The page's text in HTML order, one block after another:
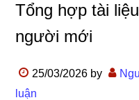
Tổng hợp tài
người mới
25/03/2026 by
luận